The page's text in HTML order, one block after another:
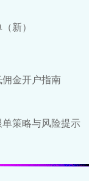
新）
金开户指南
策略与风险提示